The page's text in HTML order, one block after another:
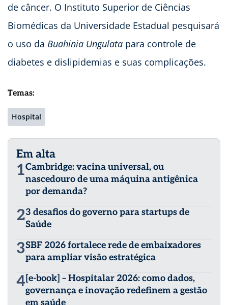
de câncer. O Instituto Superior de Ciências
Biomédicas da Universidade Estadual pesquisará
o uso da Buahinia Ungulata para controle de
diabetes e dislipidemias e suas complicações.
Temas:
Hospital
Em alta
1Cambridge: vacina universal, ou
nascedouro de uma máquina antigênica
por demanda?
23 desafios do governo para startups de
Saúde
3SBF 2026 fortalece rede de embaixadores
para ampliar visão estratégica
4[e-book] – Hospitalar 2026: como dados,
governança e inovação redefinem a gestão
em saúde